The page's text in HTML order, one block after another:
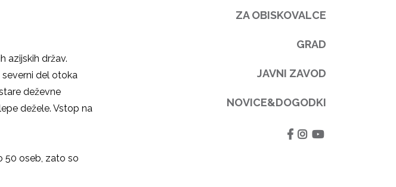
azijskih držav.
del otoka
deževne
dežele. Vstop na
50 oseb, zato so
ZA OBISKOVALCE
GRAD
JAVNI ZAVOD
NOVICE&DOGODKI